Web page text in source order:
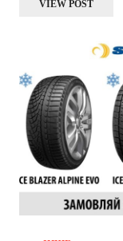
VIEW POST